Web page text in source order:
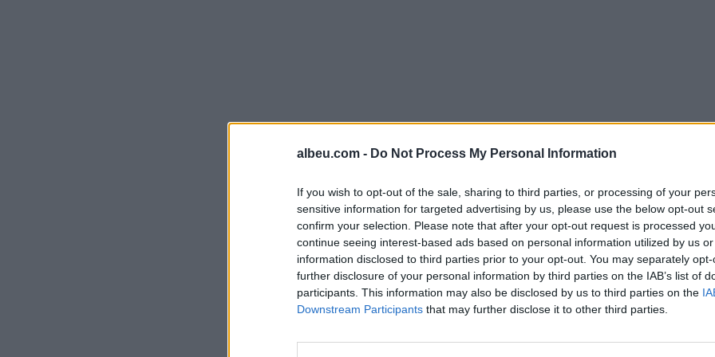
albeu.com - Do Not Process My Personal Information
If you wish to opt-out of the sale, sharing to third parties, or processing of your
sensitive information for targeted advertising by us, please use the below opt-out
confirm your selection. Please note that after your opt-out request is processed
continue seeing interest-based ads based on personal information utilized by us
information disclosed to third parties prior to your opt-out. You may separately
further disclosure of your personal information by third parties on the IAB’s list of
participants. This information may also be disclosed by us to third parties on the
Downstream Participants that may further disclose it to other third parties.